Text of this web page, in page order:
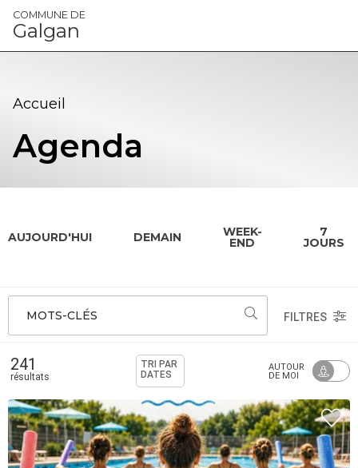
Panneau de gestion des cookies
COMMUNE DE
Galgan
Accueil
Agenda
AUJOURD'HUI DEMAIN WEEK-
END
7
JOURS
MOTS-CLÉS FILTRES
241
résultats
TRI PAR
DATES
AUTOUR
DE MOI